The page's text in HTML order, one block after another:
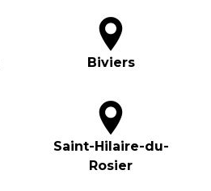
Biviers
Saint-Hilaire-du-
Rosier